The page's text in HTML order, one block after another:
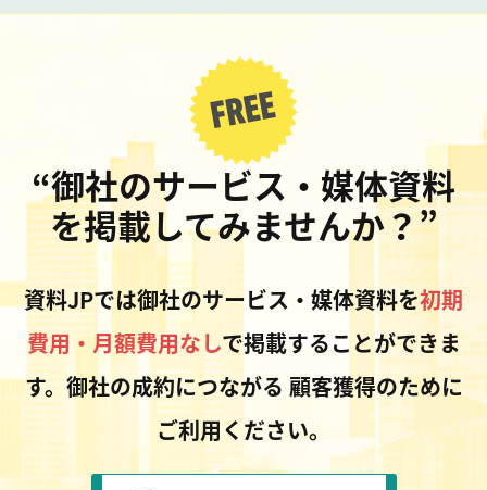
“御社のサービス・媒体資料
を掲載してみませんか？”
資料JPでは御社のサービス・媒体資料を初期
費用・月額費用なしで掲載することができま
す。御社の成約につながる 顧客獲得のために
ご利用ください。